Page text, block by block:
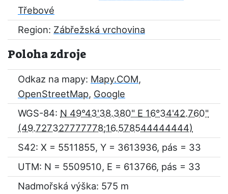
Třebové
Region: Zábřežská vrchovina
Poloha zdroje
Odkaz na mapy: Mapy.COM,
OpenStreetMap, Google
WGS-84: N 49°43'38.380" E 16°34'42.760"
S42: X = 5511855, Y = 3613936, pás = 33
UTM: N = 5509510, E = 613766, pás = 33
Nadmořská výška: 575 m